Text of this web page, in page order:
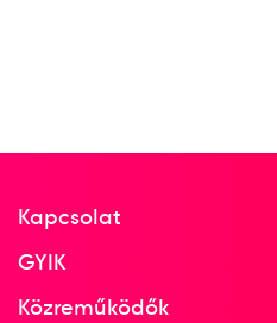
Kapcsolat
GYIK
Közreműködők